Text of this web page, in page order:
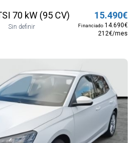
70 kW (95 CV) Manual 5 vel.
Sin definir
15.490€
Financiado 14.690€
212€/mes